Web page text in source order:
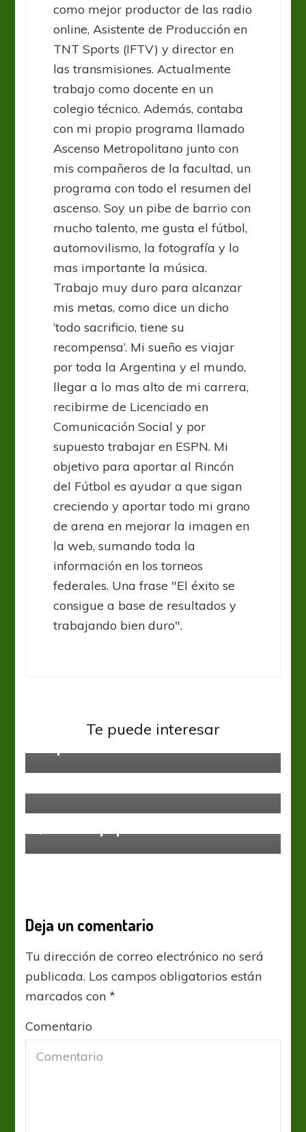
como mejor productor de las radio
online, Asistente de Producción en
TNT Sports (IFTV) y director en
las transmisiones. Actualmente
trabajo como docente en un
colegio técnico. Además, contaba
con mi propio programa llamado
Ascenso Metropolitano junto con
mis compañeros de la facultad, un
programa con todo el resumen del
ascenso. Soy un pibe de barrio con
mucho talento, me gusta el fútbol,
automovilismo, la fotografía y lo
mas importante la música.
Trabajo muy duro para alcanzar
mis metas, como dice un dicho
‘todo sacrificio, tiene su
recompensa’. Mi sueño es viajar
por toda la Argentina y el mundo,
llegar a lo mas alto de mi carrera,
recibirme de Licenciado en
Comunicación Social y por
supuesto trabajar en ESPN. Mi
objetivo para aportar al Rincón
del Fútbol es ayudar a que sigan
creciendo y aportar todo mi grano
de arena en mejorar la imagen en
la web, sumando toda la
información en los torneos
federales. Una frase "El éxito se
consigue a base de resultados y
trabajando bien duro".
Te puede interesar
Peñarol se durmió y terminó
empatando
Deja un comentario
Tu dirección de correo electrónico no será
publicada. Los campos obligatorios están
marcados con*
Comentario